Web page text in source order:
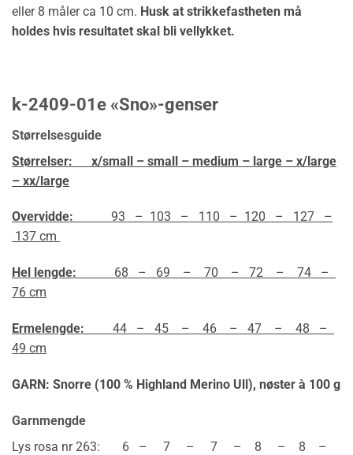
eller 8 måler ca 10 cm. Husk at strikkefastheten må
holdes hvis resultatet skal bli vellykket.
k-2409-01e «Sno»-genser
Størrelsesguide
Størrelser: x/small – small – medium – large – x/large
– xx/large
Overvidde:
93 – 103 – 110 – 120 – 127 –
137 cm
Hel lengde: 68 – 69 – 70 – 72 – 74 –
76 cm
Ermelengde: 44 – 45 – 46 – 47 – 48 –
49 cm
GARN: Snorre (100 % Highland Merino Ull), nøster à 100 g
Garnmengde
Lys rosa nr 263: 6 – 7 – 7 – 8 – 8 –